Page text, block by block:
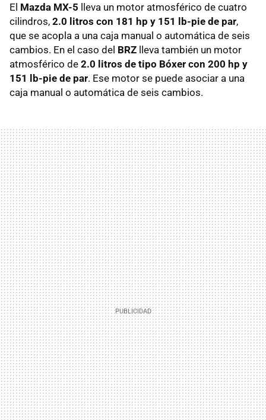
El Mazda MX-5 lleva un motor atmosférico de cuatro
cilindros, 2.0 litros con 181 hp y 151 lb-pie de par,
que se acopla a una caja manual o automática de seis
cambios. En el caso del BRZ lleva también un motor
atmosférico de 2.0 litros de tipo Bóxer con 200 hp y
151 lb-pie de par. Ese motor se puede asociar a una
caja manual o automática de seis cambios.